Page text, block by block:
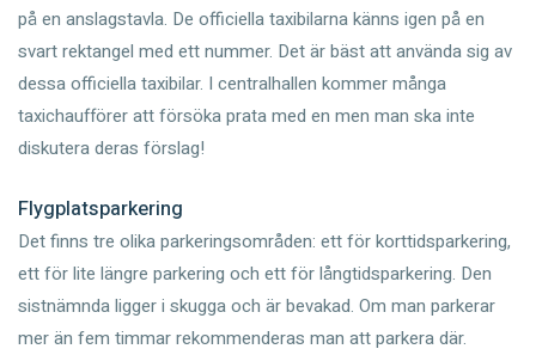
på en anslagstavla. De officiella taxibilarna känns igen på en
svart rektangel med ett nummer. Det är bäst att använda sig av
dessa officiella taxibilar. I centralhallen kommer många
taxichaufförer att försöka prata med en men man ska inte
diskutera deras förslag!
Flygplatsparkering
Det finns tre olika parkeringsområden: ett för korttidsparkering,
ett för lite längre parkering och ett för långtidsparkering. Den
sistnämnda ligger i skugga och är bevakad. Om man parkerar
mer än fem timmar rekommenderas man att parkera där.